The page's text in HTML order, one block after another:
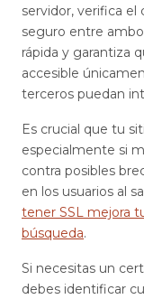
servidor, verifica el
seguro entre
rápida y garantiza
accesible
terceros puedan
Es crucial que tu
especialmente si
contra posibles
en los usuarios al
tener SSL mejora
búsqueda.
Si necesitas un
debes identificar